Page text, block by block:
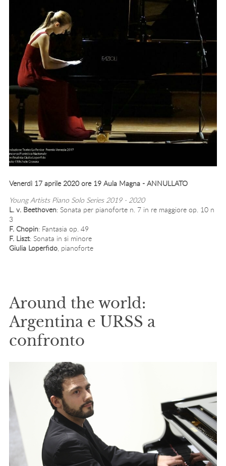
Venerdì 17 aprile 2020 ore 19 Aula Magna - ANNULLATO
Young Artists Piano Solo Series 2019 - 2020
L. v. Beethoven: Sonata per pianoforte n. 7 in re maggiore op. 10 n
3
F. Chopin: Fantasia op. 49
F. Liszt: Sonata in si minore
Giulia Loperfido, pianoforte
Around the world:
Argentina e URSS a
confronto